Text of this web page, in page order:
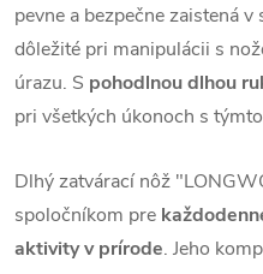
pevne a bezpečne zaistená
dôležité pri manipulácii s
úrazu. S pohodlnou dlhou
pri všetkých úkonoch s
Dlhý zatvárací nôž
spoločníkom pre
aktivity v prírode. Jeho